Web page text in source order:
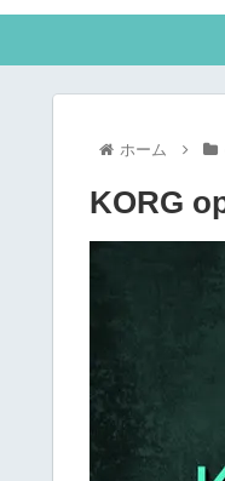
ホーム
KORG